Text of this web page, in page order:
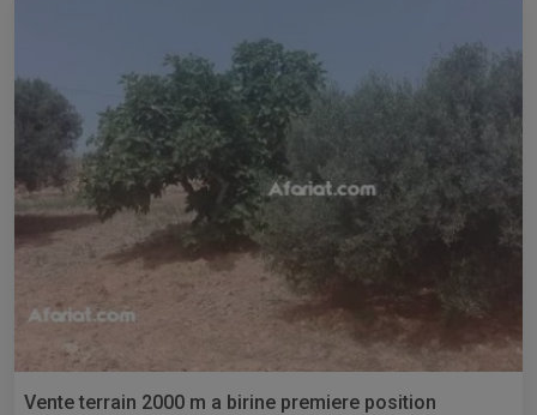
Vente terrain 2000 m a birine premiere position